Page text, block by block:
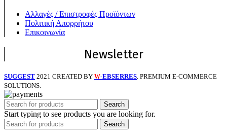
Αλλαγές / Επιστροφές Προϊόντων
Πολιτική Απορρήτου
Επικοινωνία
Newsletter
SUGGEST 2021 CREATED BY W-EBSERRES. PREMIUM E-COMMERCE
SOLUTIONS.
Search
Start typing to see products you are looking for.
Search